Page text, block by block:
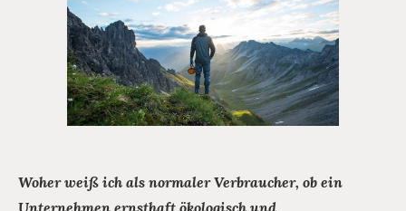
Woher weiß ich als normaler Verbraucher, ob ein